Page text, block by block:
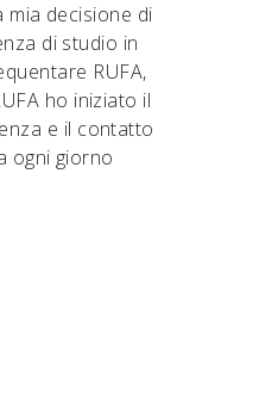
mia decisione di
di studio in
RUFA,
ho iniziato il
e il contatto
ogni giorno